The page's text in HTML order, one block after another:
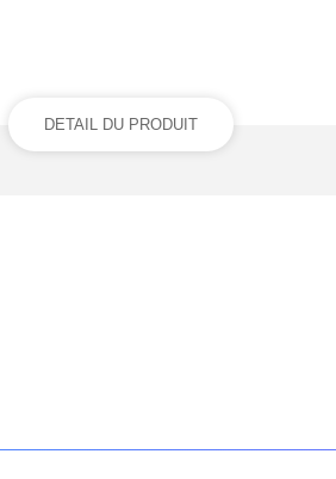
DETAIL DU PRODUIT